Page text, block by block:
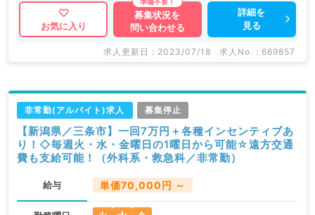
お気に入り
募集状況を
問い合わせる
詳細を
見る
求人更新日 : 2023/07/18 求人No. : 669857
非常勤(アルバイト)求人 募集停止
【新潟県／三条市】一回7万円＋各種インセンティブあ
り！◇毎週火・水・金曜日の1曜日から可能☆遠方交通
費も支給可能！（外科系・救急科／非常勤）
給与 単価70,000円 ～